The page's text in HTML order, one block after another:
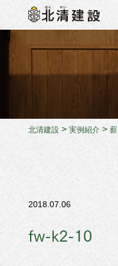
北清建設 > 実例紹介 >
2018.07.06
fw-k2-10